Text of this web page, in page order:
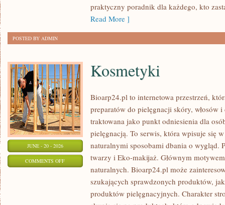
praktyczny poradnik dla każdego, kto
Read More ]
POSTED BY ADMIN
JUNE - 20 - 2026
COMMENTS OFFON
KOSMETYKI
Kosmetyki
Bioarp24.pl to internetowa przestrzeń,
preparatów do pielęgnacji skóry, włosów i
traktowana jako punkt odniesienia dla
pielęgnacją. To serwis, która wpisuje się
naturalnymi sposobami dbania o wygląd.
twarzy i Eko-makijaż. Głównym
naturalnych. Bioarp24.pl może
szukających sprawdzonych produktów,
produktów pielęgnacyjnych. Charakter